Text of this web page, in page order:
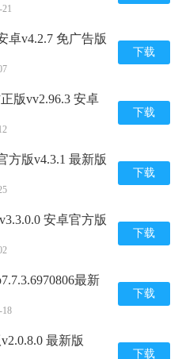
卓v4.2.7 免广告版
下载
版vv2.96.3 安卓
下载
方版v4.3.1 最新版
下载
安卓官方版
下载
最新
18
下载
最新版
下载